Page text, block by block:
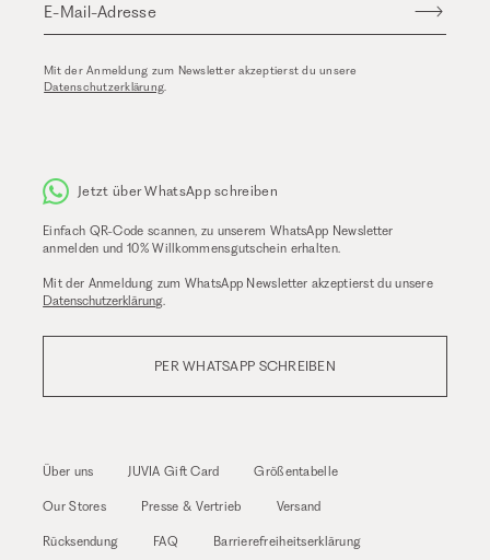
E-Mail-Adresse
Mit der Anmeldung zum Newsletter akzeptierst du unsere
Datenschutzerklärung.
Jetzt über WhatsApp schreiben
Einfach QR-Code scannen, zu unserem WhatsApp Newsletter
anmelden und 10% Willkommensgutschein erhalten.
Mit der Anmeldung zum WhatsApp Newsletter akzeptierst du unsere
Datenschutzerklärung.
PER WHATSAPP SCHREIBEN
Über uns JUVIA Gift Card Größentabelle
Our Stores Presse & Vertrieb Versand
Rücksendung FAQ Barrierefreiheitserklärung